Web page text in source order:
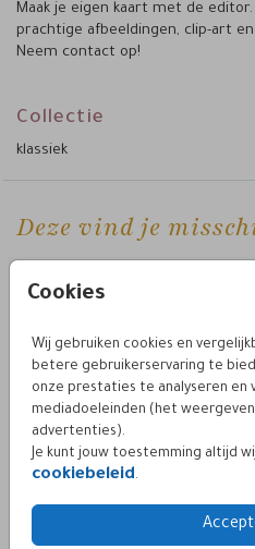
Cookies
Wij gebruiken cookies en
betere gebruikerservaring te
onze prestaties te analyseren en
mediadoeleinden (het
advertenties).
Je kunt jouw toestemming altijd
cookiebeleid.
Maak je eigen kaart met de
prachtige afbeeldingen, clip-art
Neem contact op!
Collectie
klassiek
Deze vind je